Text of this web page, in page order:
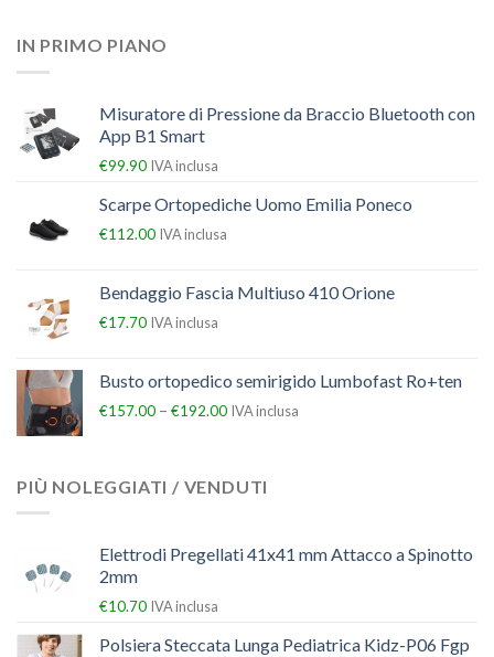
IN PRIMO PIANO
Misuratore di Pressione da Braccio Bluetooth con
App B1 Smart
€99.90 IVA inclusa
Scarpe Ortopediche Uomo Emilia Poneco
€112.00 IVA inclusa
Bendaggio Fascia Multiuso 410 Orione
€17.70 IVA inclusa
Busto ortopedico semirigido Lumbofast Ro+ten
€157.00 – €192.00 IVA inclusa
PIÙ NOLEGGIATI / VENDUTI
Elettrodi Pregellati 41x41 mm Attacco a Spinotto
2mm
€10.70 IVA inclusa
Polsiera Steccata Lunga Pediatrica Kidz-P06 Fgp